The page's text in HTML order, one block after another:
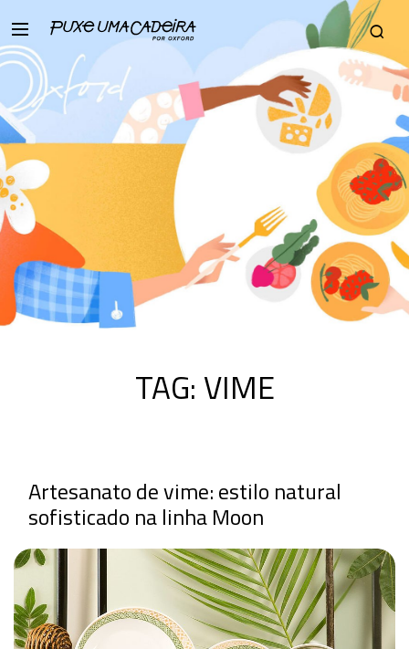
TAG: VIME
Artesanato de vime: estilo natural
sofisticado na linha Moon